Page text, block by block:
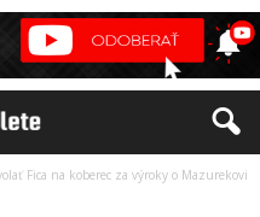
Fica na koberec za výroky o Mazurekovi